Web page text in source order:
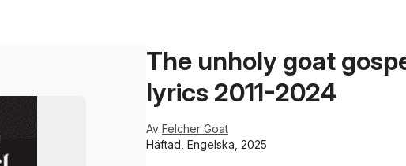
The unholy goat
lyrics 2011-2024
Av Felcher Goat
Häftad, Engelska, 2025